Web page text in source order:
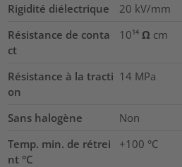
Rigidité diélectrique 20 kV/mm
Résistance de conta
ct
10¹⁴ Ω cm
Résistance à la tracti
on
14 MPa
Sans halogène
Non
Temp. min. de rétrei
nt °C
+100 °C